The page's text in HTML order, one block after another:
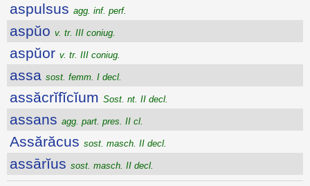
aspulsus agg. inf. perf.
aspŭo v. tr. III coniug.
aspŭor v. tr. III coniug.
assa sost. femm. I decl.
assăcrĭfĭcĭum Sost. nt. II decl.
assans agg. part. pres. II cl.
Assărăcus sost. masch. II decl.
assārĭus sost. masch. II decl.